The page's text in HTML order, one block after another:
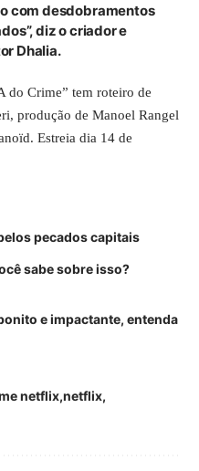
com desdobramentos
diz o criador e
Dhalia.
do Crime” tem roteiro de
produção de Manoel Rangel
Estreia dia 14 de
pecados capitais
sabe sobre isso?
e impactante, entenda
netflix netflix